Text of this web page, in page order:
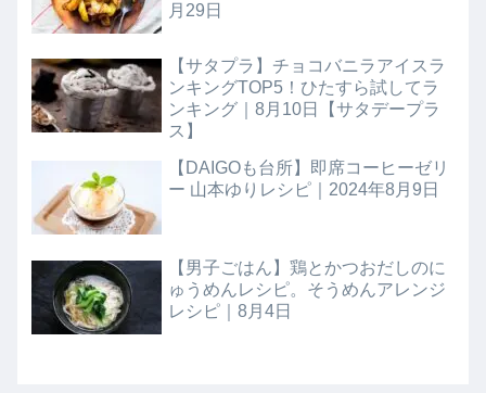
月29日
【サタプラ】チョコバニラアイスラ
ンキングTOP5！ひたすら試してラ
ンキング｜8月10日【サタデープラ
ス】
【DAIGOも台所】即席コーヒーゼリ
ー 山本ゆりレシピ｜2024年8月9日
【男子ごはん】鶏とかつおだしのに
ゅうめんレシピ。そうめんアレンジ
レシピ｜8月4日